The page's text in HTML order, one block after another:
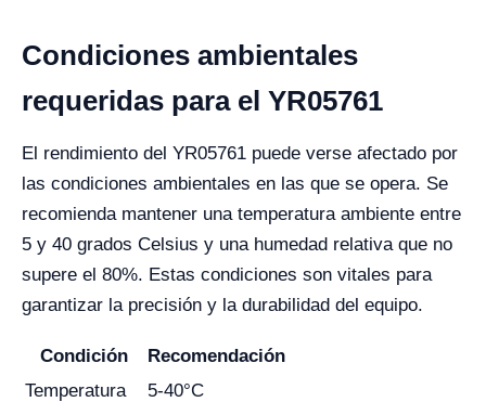
Condiciones ambientales
requeridas para el YR05761
El rendimiento del YR05761 puede verse afectado por
las condiciones ambientales en las que se opera. Se
recomienda mantener una temperatura ambiente entre
5 y 40 grados Celsius y una humedad relativa que no
supere el 80%. Estas condiciones son vitales para
garantizar la precisión y la durabilidad del equipo.
Condición
Recomendación
Temperatura
5-40°C